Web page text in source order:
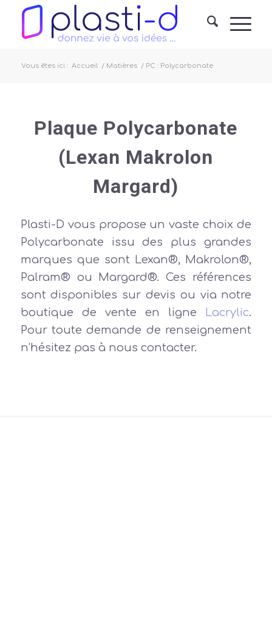
Vous êtes ici : Accueil / Matières / PC : Polycarbonate
Plaque Polycarbonate
(Lexan Makrolon
Margard)
Plasti-D vous propose un vaste choix de
Polycarbonate issu des plus grandes
marques que sont Lexan®, Makrolon®,
Palram® ou Margard®. Ces références
sont disponibles sur devis ou via notre
boutique de vente en ligne
Lacrylic.
Pour toute demande de renseignement
n’hésitez pas à nous contacter.